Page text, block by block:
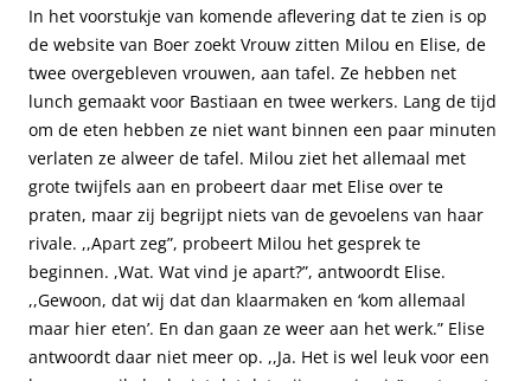
In het voorstukje van komende aflevering dat te zien is op
de website van Boer zoekt Vrouw zitten Milou en Elise, de
twee overgebleven vrouwen, aan tafel. Ze hebben net
lunch gemaakt voor Bastiaan en twee werkers. Lang de tijd
om de eten hebben ze niet want binnen een paar minuten
verlaten ze alweer de tafel. Milou ziet het allemaal met
grote twijfels aan en probeert daar met Elise over te
praten, maar zij begrijpt niets van de gevoelens van haar
rivale. ,,Apart zeg”, probeert Milou het gesprek te
beginnen. ,Wat. Wat vind je apart?”, antwoordt Elise.
,,Gewoon, dat wij dat dan klaarmaken en ‘kom allemaal
maar hier eten’. En dan gaan ze weer aan het werk.” Elise
antwoordt daar niet meer op. ,,Ja. Het is wel leuk voor een